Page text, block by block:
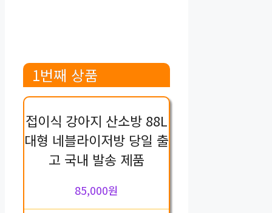
1번째 상품
접이식 강아지 산소방 88L
대형 네블라이저방 당일 출
고 국내 발송 제품
85,000원